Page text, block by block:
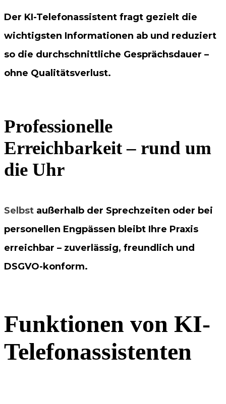
Der KI-Telefonassistent fragt gezielt die
wichtigsten Informationen ab und reduziert
so die durchschnittliche Gesprächsdauer –
ohne Qualitätsverlust.
Professionelle
Erreichbarkeit – rund um
die Uhr
Selbst außerhalb der Sprechzeiten oder bei
personellen Engpässen bleibt Ihre Praxis
erreichbar – zuverlässig, freundlich und
DSGVO-konform.
Funktionen von KI-
Telefonassistenten